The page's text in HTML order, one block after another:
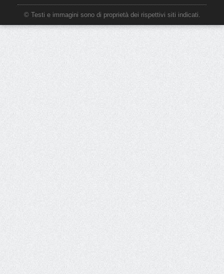
© Testi e immagini sono di proprietà dei rispettivi siti indicati.